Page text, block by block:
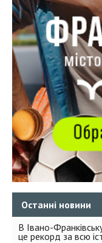
Останні новини
В Івано-
це рекорд за всю